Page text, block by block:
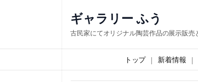
ス
キ
ギャラリー ふう
古民家にてオリジナル陶芸作品の展示販売
トップ 新着情報